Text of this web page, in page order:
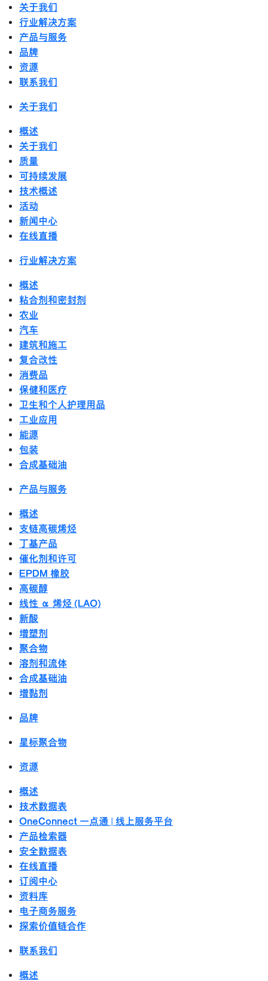
关于我们
行业解决方案
产品与服务
品牌
资源
联系我们
关于我们
概述
关于我们
质量
可持续发展
技术概述
活动
新闻中心
在线直播
行业解决方案
概述
粘合剂和密封剂
农业
汽车
建筑和施工
复合改性
消费品
保健和医疗
卫生和个人护理用品
工业应用
能源
包装
合成基础油
产品与服务
概述
支链高碳烯烃
丁基产品
催化剂和许可
EPDM 橡胶
高碳醇
线性 α 烯烃 (LAO)
新酸
增塑剂
聚合物
溶剂和流体
合成基础油
增黏剂
品牌
星标聚合物
资源
概述
技术数据表
OneConnect 一点通 | 线上服务平台
产品检索器
安全数据表
在线直播
订阅中心
资料库
电子商务服务
探索价值链合作
联系我们
概述